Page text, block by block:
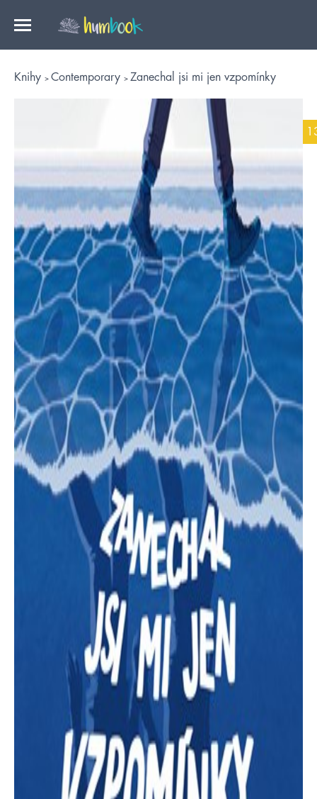
Knihy Contemporary Zanechal jsi mi jen vzpomínky